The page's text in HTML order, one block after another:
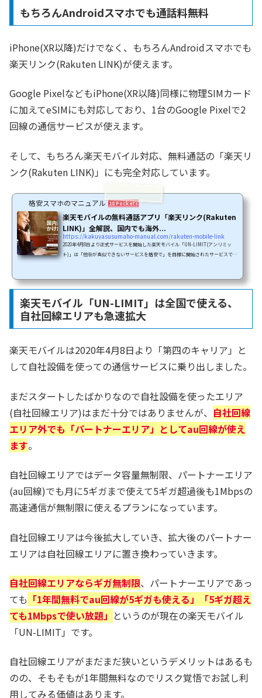
ンク(Rakuten LINK)がiPhone正式対応」により、全国でデータ通信・...
もちろんAndroidスマホでも通話料無料
iPhone(XR以降)だけでなく、もちろんAndroidスマホでも
楽天リンク(Rakuten LINK)が使えます。
Google PixelなどもiPhone(XR以降)同様に物理SIMカード
に加えてeSIMにも対応しており、1台のGoogle Pixelで2
回線の通信サービスが使えます。
そして、もちろん楽天モバイル対応、無料通話の「楽天リ
ンク(Rakuten LINK)」にも完全対応しています。
格安スマホのマニュアル 18 Pockets
楽天モバイルの無料通話アプリ「楽天リンク(Rakuten
LINK)」全解説、国内でも海外...
https://kakuyasusumaho-manual.com/rakuten-mobile-link
2020年4月8日より正式サービスを開始した楽天モバイル「UN-LIMIT(アンリミッ
ト)」は「他社が真似できないサービスを格安で」を目標に開始されたサービスで
格安サービスです。しかも、今なら「3か月間の月額料金(3,278円)無料」「スマホ実
天モバイルを無料お試してみることができます。この記事...
楽天モバイル「UN-LIMIT」は全国で使える、
自社回線エリアも急速拡大
楽天モバイルは2020年4月8日より「第四のキャリア」と
して自社設備を使っての通信サービスに乗り出しました。
まだスタートしたばかりなので自社設備を使ったエリア
(自社回線エリア)はまだ十分ではありませんが、 自社回線
エリア外でも「パートナーエリア」としてau回線が使え
ます。
自社回線エリアではデータ容量無制限、パートナーエリア
(au回線)でも月に5ギガまで使えて5ギガ超過後も1Mbpsの
高速通信が無制限に使えるプランになっています。
自社回線エリアは今後拡大していき、拡大後のパートナー
エリアは自社回線エリアに置き換わっていきます。
自社回線エリアならギガ無制限、パートナーエリアであっ
ても 「1年間無料でau回線が5ギガも使える」「5ギガ超え
ても1Mbpsで使い放題」 というのが現在の楽天モバイル
「UN-LIMIT」です。
自社回線エリアがまだまだ狭いというデメリットはあるも
のの、そもそもが1年間無料なのでリスク覚悟でお試し利
用してみる価値はあります。